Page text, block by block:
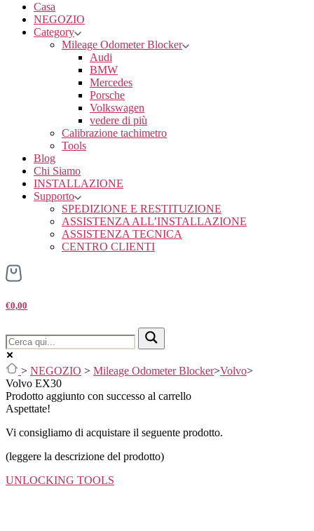
Casa
NEGOZIO
Category
Mileage Odometer Blocker
Audi
BMW
Mercedes
Porsche
Volkswagen
vedere di più
Calibrazione tachimetro
Tools
Blog
Chi Siamo
INSTALLAZIONE
Supporto
SPEDIZIONE E RESTITUZIONE
ASSISTENZA ALL’INSTALLAZIONE
ASSISTENZA TECNICA
CENTRO CLIENTI
€0,00
> NEGOZIO > Mileage Odometer Blocker>Volvo>
Volvo EX30
Prodotto aggiunto con successo al carrello
Aspettate!
Vi consigliamo di acquistare il seguente prodotto.
(leggere la descrizione del prodotto)
UNLOCKING TOOLS